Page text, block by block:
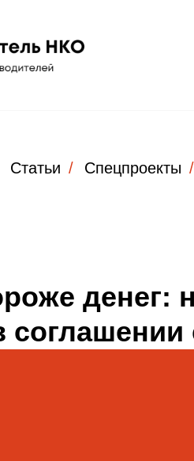
Статьи / Спецпроекты /
денег: